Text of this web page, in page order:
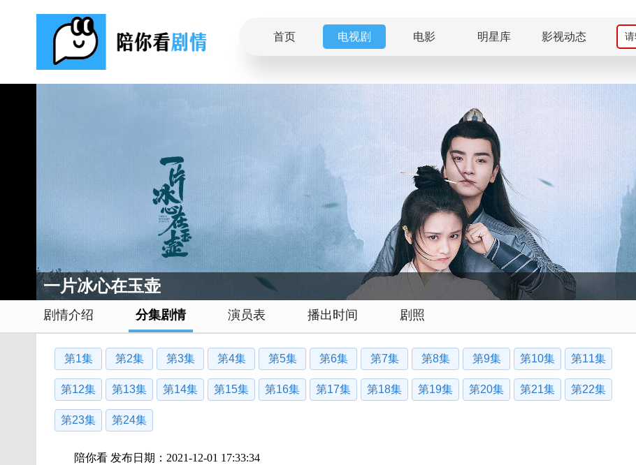
首页 电视剧 电影 明星库 影视动态
一片冰心在玉壶
剧情介绍 分集剧情 演员表 播出时间 剧照
第1集 第2集 第3集 第4集 第5集 第6集 第7集 第8集 第9集 第10集 第11集
第12集 第13集 第14集 第15集 第16集 第17集 第18集 第19集 第20集 第21集 第22集
第23集 第24集
陪你看 发布日期：2021-12-01 17:33:34